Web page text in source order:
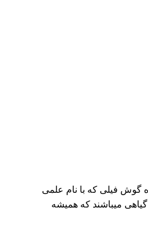
گوش فیلی که با نام علمی